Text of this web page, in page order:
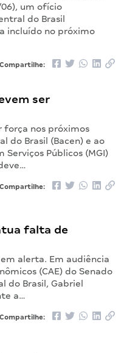
um ofício
do Brasil
incluído no próximo
Compartilhe:
ser
força nos próximos
do Brasil (Bacen) e ao
Serviços Públicos (MGI)
Compartilhe:
falta de
alerta. Em audiência
(CAE) do Senado
do Brasil, Gabriel
a…
Compartilhe: